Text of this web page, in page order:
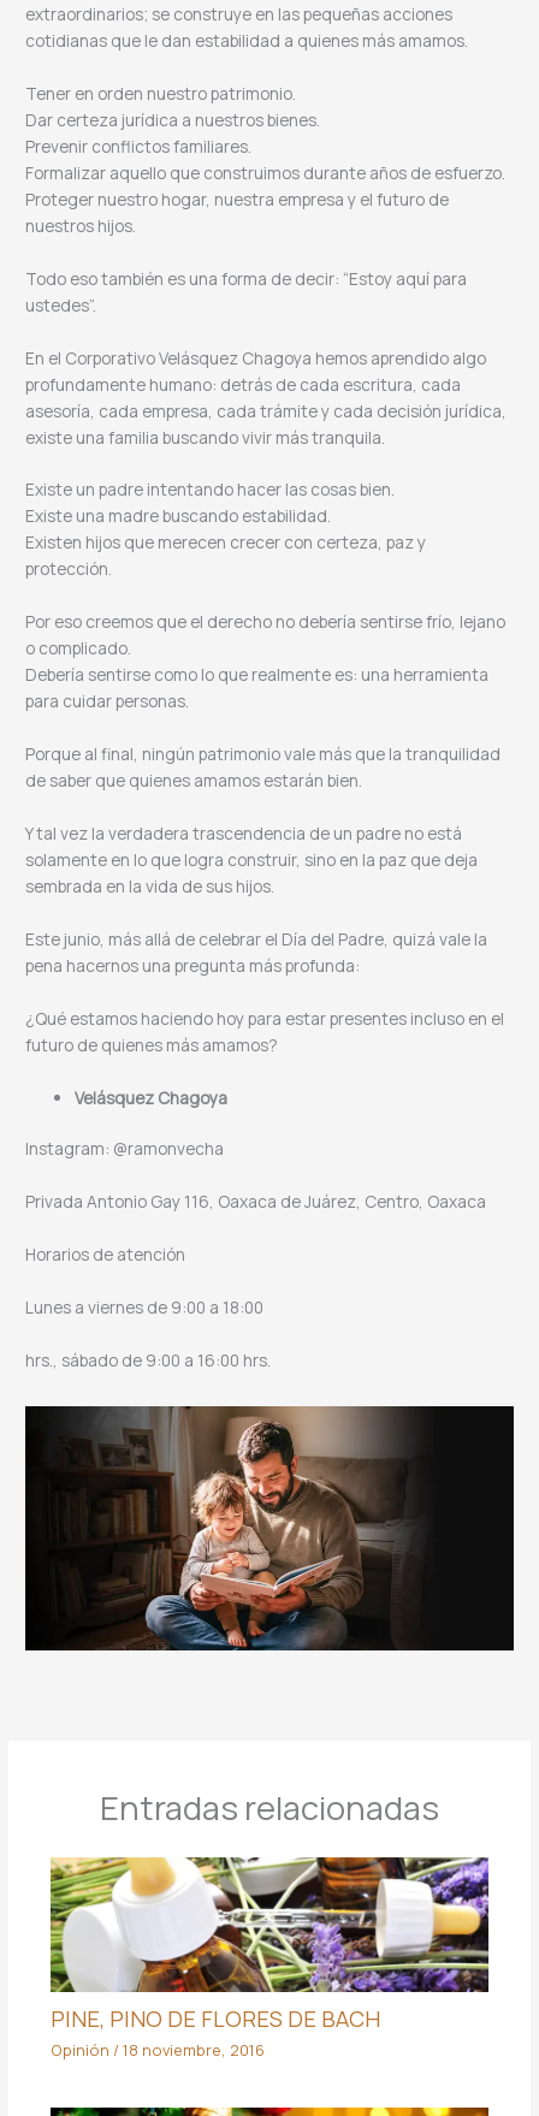
extraordinarios; se construye en las pequeñas acciones
cotidianas que le dan estabilidad a quienes más amamos.
Tener en orden nuestro patrimonio.
Dar certeza jurídica a nuestros bienes.
Prevenir conflictos familiares.
Formalizar aquello que construimos durante años de esfuerzo.
Proteger nuestro hogar, nuestra empresa y el futuro de
nuestros hijos.
Todo eso también es una forma de decir: “Estoy aquí para
ustedes”.
En el Corporativo Velásquez Chagoya hemos aprendido algo
profundamente humano: detrás de cada escritura, cada
asesoría, cada empresa, cada trámite y cada decisión jurídica,
existe una familia buscando vivir más tranquila.
Existe un padre intentando hacer las cosas bien.
Existe una madre buscando estabilidad.
Existen hijos que merecen crecer con certeza, paz y
protección.
Por eso creemos que el derecho no debería sentirse frío, lejano
o complicado.
Debería sentirse como lo que realmente es: una herramienta
para cuidar personas.
Porque al final, ningún patrimonio vale más que la tranquilidad
de saber que quienes amamos estarán bien.
Y tal vez la verdadera trascendencia de un padre no está
solamente en lo que logra construir, sino en la paz que deja
sembrada en la vida de sus hijos.
Este junio, más allá de celebrar el Día del Padre, quizá vale la
pena hacernos una pregunta más profunda:
¿Qué estamos haciendo hoy para estar presentes incluso en el
futuro de quienes más amamos?
Velásquez Chagoya
Instagram: @ramonvecha
Privada Antonio Gay 116, Oaxaca de Juárez, Centro, Oaxaca
Horarios de atención
Lunes a viernes de 9:00 a 18:00
hrs., sábado de 9:00 a 16:00 hrs.
Entradas relacionadas
PINE, PINO DE FLORES DE BACH
Opinión / 18 noviembre, 2016